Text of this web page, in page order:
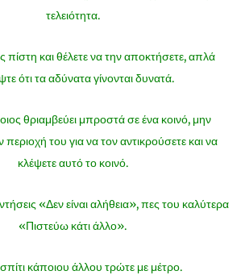
τελειότητα.
πίστη και θέλετε να την αποκτήσετε, απλά
ότι τα αδύνατα γίνονται δυνατά.
θριαμβεύει μπροστά σε ένα κοινό, μην
περιοχή του για να τον αντικρούσετε και να
κλέψετε αυτό το κοινό.
«Δεν είναι αλήθεια», πες του καλύτερα
«Πιστεύω κάτι άλλο».
κάποιου άλλου τρώτε με μέτρο.